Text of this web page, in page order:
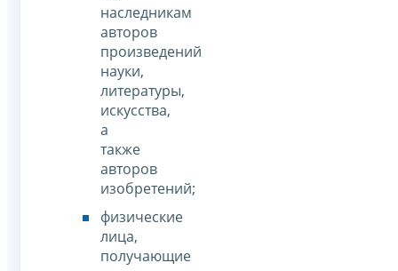
наследникам
авторов
произведений
науки,
литературы,
искусства,
а
также
авторов
изобретений;
физические
лица,
получающие